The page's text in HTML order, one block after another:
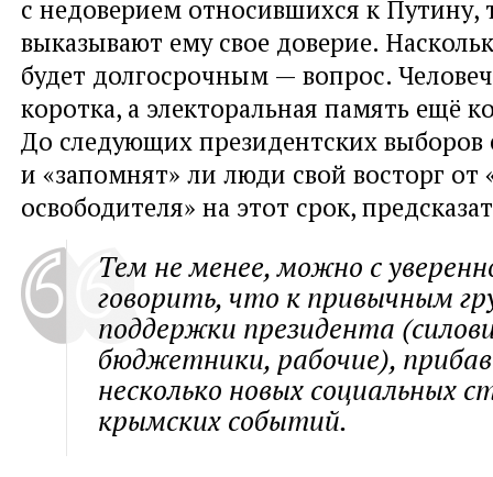
с недоверием относившихся к Путину,
выказывают ему свое доверие.
будет долгосрочным — вопрос.
коротка, а электоральная память ещё
До следующих президентских выборов
и «запомнят» ли люди свой восторг от
освободителя» на этот срок,
Тем не менее, можно с
говорить, что к привычным
поддержки президента
бюджетники, рабочие),
несколько новых социальных
крымских событий.